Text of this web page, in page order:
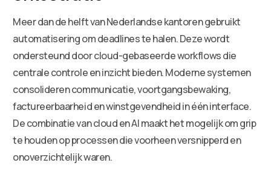
Meer dan de helft van Nederlandse kantoren gebruikt
automatisering om deadlines te halen. Deze wordt
ondersteund door cloud-gebaseerde workflows die
centrale controle en inzicht bieden. Moderne systemen
consolideren communicatie, voortgangsbewaking,
factureerbaarheid en winstgevendheid in één interface.
De combinatie van cloud en AI maakt het mogelijk om grip
te houden op processen die voorheen versnipperd en
onoverzichtelijk waren.